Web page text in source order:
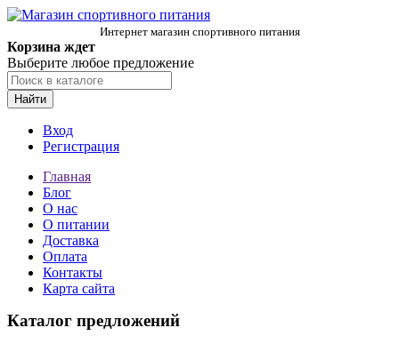
Интернет магазин спортивного питания
Корзина ждет
Выберите любое предложение
Найти
Вход
Регистрация
Главная
Блог
О нас
О питании
Доставка
Оплата
Контакты
Карта сайта
Каталог предложений